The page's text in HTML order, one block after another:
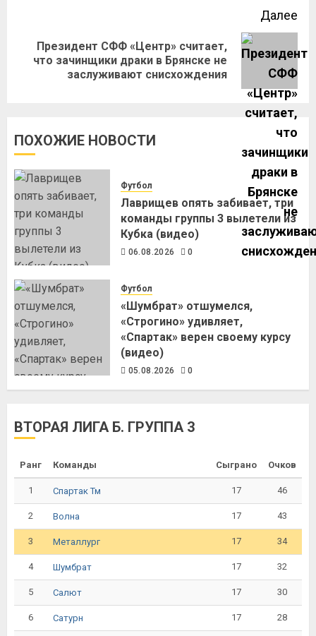
Далее
Президент СФФ «Центр» считает,
что зачинщики драки в Брянске не
заслуживают снисхождения
ПОХОЖИЕ НОВОСТИ
Футбол
Лаврищев опять забивает, три
команды группы 3 вылетели из
Кубка (видео)
06.08.2026 0
Футбол
«Шумбрат» отшумелся,
«Строгино» удивляет,
«Спартак» верен своему курсу
(видео)
05.08.2026 0
ВТОРАЯ ЛИГА Б. ГРУППА 3
Ранг Команды Сыграно Очков
1 Спартак Тм 17 46
2 Волна 17 43
3 Металлург 17 34
4 Шумбрат 17 32
5 Салют 17 30
6 Сатурн 17 28